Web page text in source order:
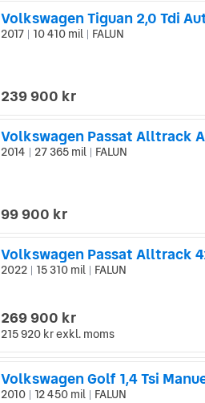
Volkswagen Tiguan 2,0 Tdi
2017 10 410 mil FALUN
239 900 kr
Volkswagen Passat Alltrack
2014 27 365 mil FALUN
99 900 kr
Volkswagen Passat Alltrack
2022 15 310 mil FALUN
269 900 kr
215 920 krexkl. moms
Volkswagen Golf 1,4 Tsi
2010 12 450 mil FALUN